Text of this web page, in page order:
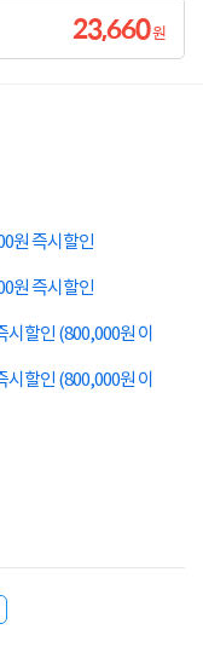
23,660원
원 즉시할인
원 즉시할인
할인 (800,000원 이
할인 (800,000원 이